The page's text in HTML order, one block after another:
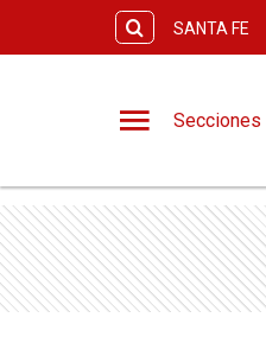
SANTA FE
Secciones